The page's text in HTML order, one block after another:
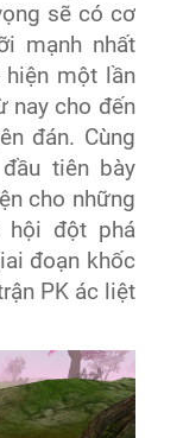
sẽ có cơ
mạnh nhất
hiện một lần
nay cho đến
đán. Cùng
tiên bày
cho những
hội đột phá
đoạn khốc
PK ác liệt